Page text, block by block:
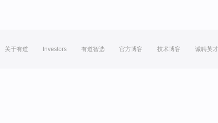
关于有道 Investors 有道智选 官方博客 技术博客 诚聘英才